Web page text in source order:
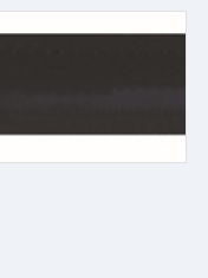
防ぎます。
ーブル内の他の部品と
差が生じないように
類や強さ、使用する
生成されますが、本
を付加する事で、15
ます。